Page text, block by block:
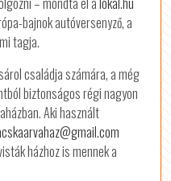
bajnok autóversenyző, a
tagja.
családja számára, a még
biztonságos régi nagyon
Aki használt
házhoz is mennek a